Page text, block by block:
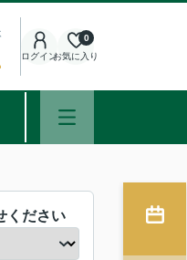
ログインお気に入り
0
ください